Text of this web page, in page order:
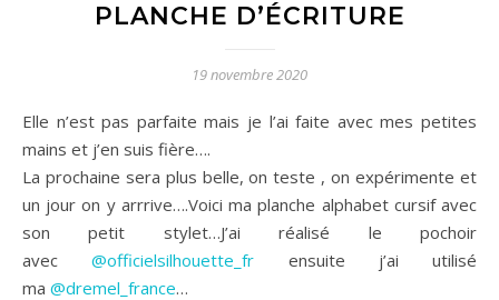
PLANCHE D’ÉCRITURE
19 novembre 2020
Elle n’est pas parfaite mais je l’ai faite avec mes petites
mains et j’en suis fière….
La prochaine sera plus belle, on teste , on expérimente et
un jour on y arrrive….Voici ma planche alphabet cursif avec
son petit stylet…J’ai réalisé le pochoir
avec@officielsilhouette_fr ensuite j’ai utilisé
ma @dremel_france…